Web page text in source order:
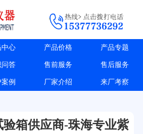
中心 产品价格 产品专题
问答 售前服务 售后服务
例 厂家介绍 来厂考察
箱供应商-珠海专业紫